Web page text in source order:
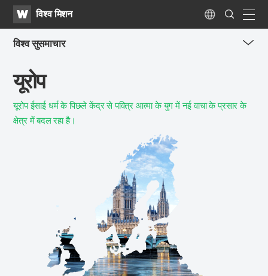
WATVविश्व मिशन Language
Search
Submit
विश्व सुसमाचार
यूरोप
यूरोप ईसाई धर्म के पिछले केंद्र सेपवित्र आत्मा के युग में नई वाचा के प्रसार के
क्षेत्र में बदल रहा है।